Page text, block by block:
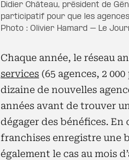
Didier Château, président de
participatif pour que les
Photo : Olivier Hamard – Le
Chaque année, le réseau
services (65 agences, 2
dizaine de nouvelles
années avant de trouver
dégager des bénéfices.
franchises enregistre une
également le cas au mois